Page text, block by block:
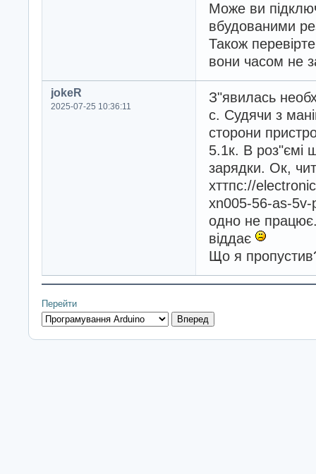
Може ви
вбудованими
Також
вони часом не
jokeR
2025-07-25 10:36:11
З"явилась
c. Судячи з
сторони
5.1к. В роз"ємі
зарядки. Ок,
хттпс://
xn005-56-as-
одно не
віддає
Що я
Перейти